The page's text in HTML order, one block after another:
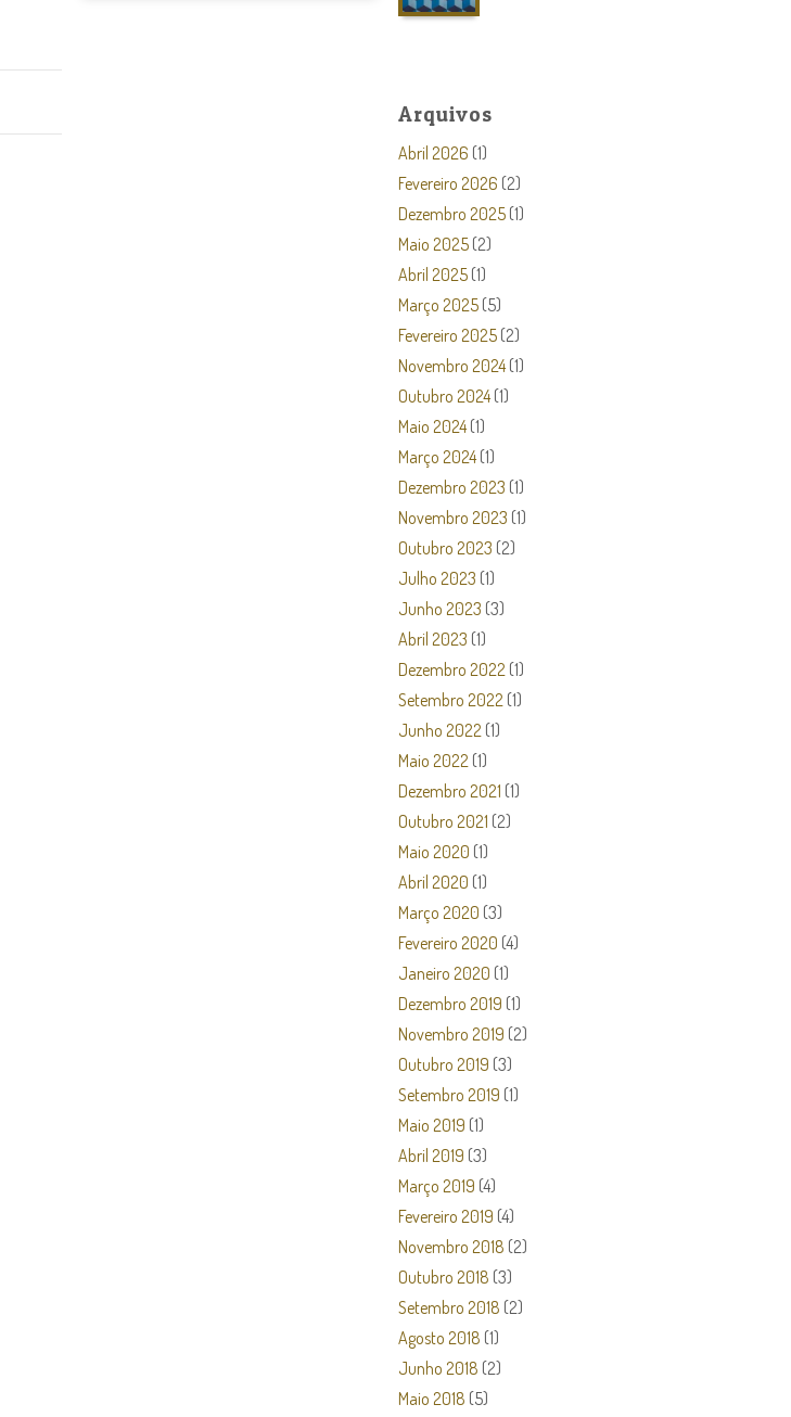
Arquivos
Abril 2026 (1)
Fevereiro 2026 (2)
Dezembro 2025 (1)
Maio 2025 (2)
Abril 2025 (1)
Março 2025 (5)
Fevereiro 2025 (2)
Novembro 2024(1)
Outubro 2024(1)
Maio 2024(1)
Março 2024(1)
Dezembro 2023 (1)
Novembro 2023 (1)
Outubro 2023 (2)
Julho 2023 (1)
Junho 2023 (3)
Abril 2023 (1)
Dezembro 2022 (1)
Setembro 2022 (1)
Junho 2022 (1)
Maio 2022 (1)
Dezembro 2021 (1)
Outubro 2021 (2)
Maio 2020 (1)
Abril 2020 (1)
Março 2020 (3)
Fevereiro 2020 (4)
Janeiro 2020 (1)
Dezembro 2019 (1)
Novembro 2019 (2)
Outubro 2019 (3)
Setembro 2019 (1)
Maio 2019 (1)
Abril 2019 (3)
Março 2019 (4)
Fevereiro 2019 (4)
Novembro 2018 (2)
Outubro 2018 (3)
Setembro 2018 (2)
Agosto 2018 (1)
Junho 2018 (2)
Maio 2018 (5)